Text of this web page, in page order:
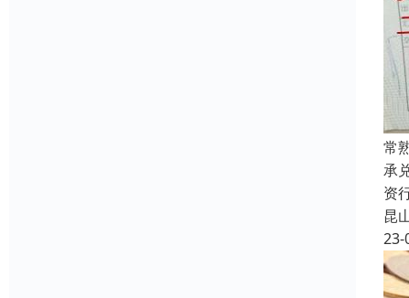
常
承
资
昆
23-